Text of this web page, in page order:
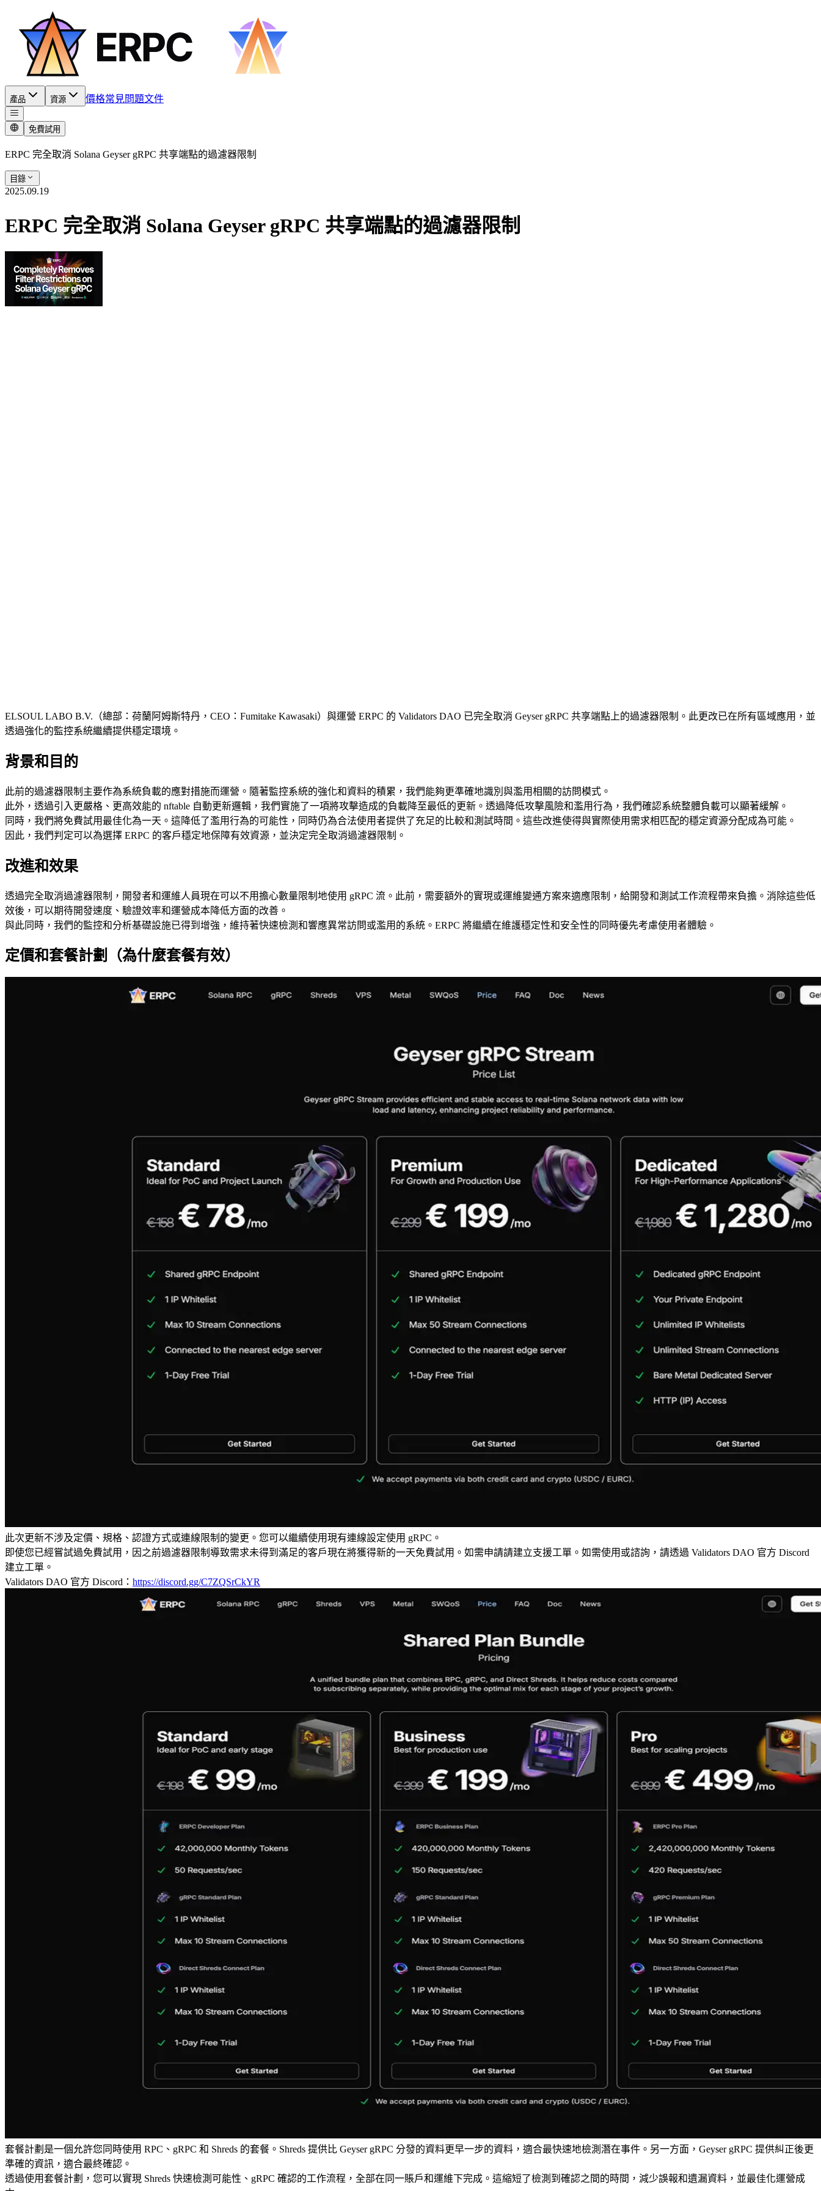
產品 資源 價格常見問題文件
免費試用
ERPC 完全取消 Solana Geyser gRPC 共享端點的過濾器限制
目錄
2025.09.19
ERPC 完全取消 Solana Geyser gRPC 共享端點的過濾器限制
ELSOUL LABO B.V.（總部：荷蘭阿姆斯特丹，CEO：Fumitake Kawasaki）與運營 ERPC 的 Validators DAO 已完全取消 Geyser gRPC 共享端點上的過濾器限制。此更改已在所有區域應用，並
透過強化的監控系統繼續提供穩定環境。
背景和目的
此前的過濾器限制主要作為系統負載的應對措施而運營。隨著監控系統的強化和資料的積累，我們能夠更準確地識別與濫用相關的訪問模式。
此外，透過引入更嚴格、更高效能的 nftable 自動更新邏輯，我們實施了一項將攻擊造成的負載降至最低的更新。透過降低攻擊風險和濫用行為，我們確認系統整體負載可以顯著緩解。
同時，我們將免費試用最佳化為一天。這降低了濫用行為的可能性，同時仍為合法使用者提供了充足的比較和測試時間。這些改進使得與實際使用需求相匹配的穩定資源分配成為可能。
因此，我們判定可以為選擇 ERPC 的客戶穩定地保障有效資源，並決定完全取消過濾器限制。
改進和效果
透過完全取消過濾器限制，開發者和運維人員現在可以不用擔心數量限制地使用 gRPC 流。此前，需要額外的實現或運維變通方案來適應限制，給開發和測試工作流程帶來負擔。消除這些低
效後，可以期待開發速度、驗證效率和運營成本降低方面的改善。
與此同時，我們的監控和分析基礎設施已得到增強，維持著快速檢測和響應異常訪問或濫用的系統。ERPC 將繼續在維護穩定性和安全性的同時優先考慮使用者體驗。
定價和套餐計劃（為什麼套餐有效）
此次更新不涉及定價、規格、認證方式或連線限制的變更。您可以繼續使用現有連線設定使用 gRPC。
即使您已經嘗試過免費試用，因之前過濾器限制導致需求未得到滿足的客戶現在將獲得新的一天免費試用。如需申請請建立支援工單。如需使用或諮詢，請透過 Validators DAO 官方 Discord
建立工單。
Validators DAO 官方 Discord： https://discord.gg/C7ZQSrCkYR
套餐計劃是一個允許您同時使用 RPC、gRPC 和 Shreds 的套餐。Shreds 提供比 Geyser gRPC 分發的資料更早一步的資料，適合最快速地檢測潛在事件。另一方面，Geyser gRPC 提供糾正後更
準確的資訊，適合最終確認。
透過使用套餐計劃，您可以實現 Shreds 快速檢測可能性、gRPC 確認的工作流程，全部在同一賬戶和運維下完成。這縮短了檢測到確認之間的時間，減少誤報和遺漏資料，並最佳化運營成